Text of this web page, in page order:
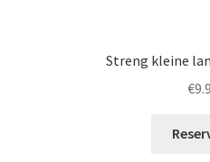
Streng kleine
€